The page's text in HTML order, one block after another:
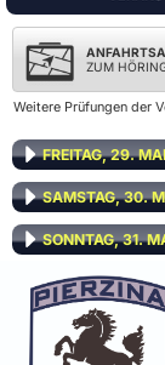
ZUM
Weitere Prüfungen der
FREITAG, 29.
SAMSTAG, 30.
SONNTAG, 31.